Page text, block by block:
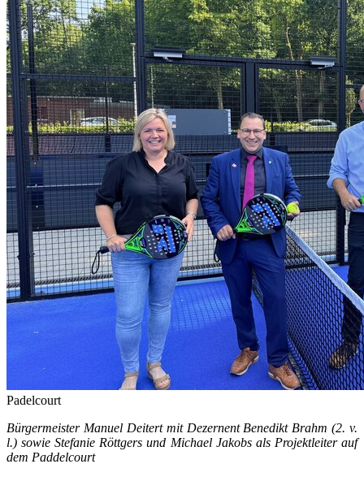
Padelcourt
Bürgermeister Manuel Deitert mit Dezernent Benedikt Brahm (2. v.
l.) sowie Stefanie Röttgers und Michael Jakobs als Projektleiter auf
dem Paddelcourt